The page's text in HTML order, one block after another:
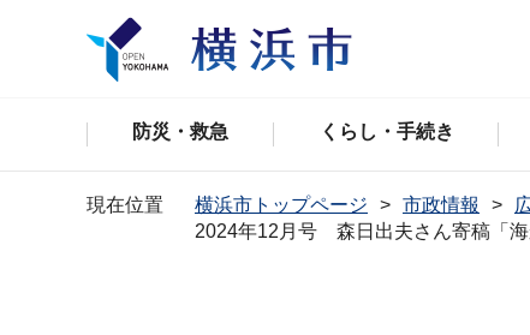
防災・救急 くらし・手続き
現在位置 横浜市トップページ 市政情報
2024年12月号 森日出夫さん寄稿「海